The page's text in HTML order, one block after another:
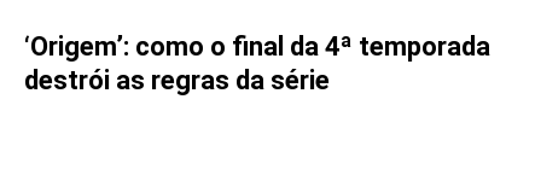
‘Origem’: como o final da 4ª temporada
destrói as regras da série